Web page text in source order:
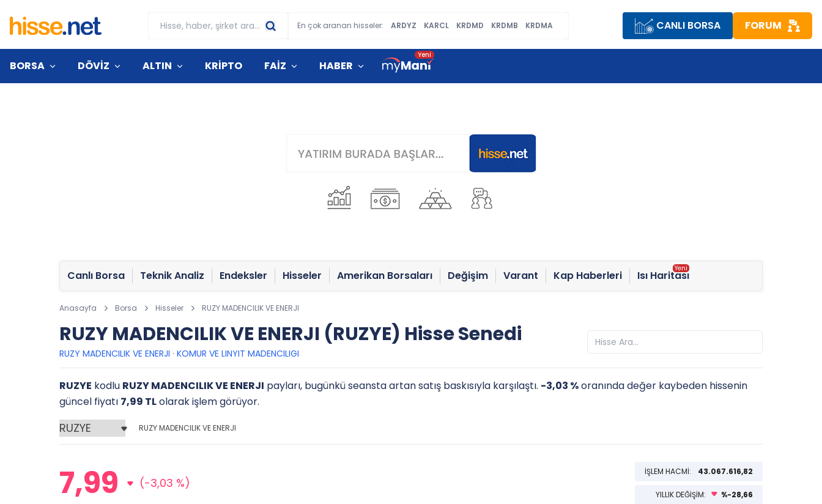
En çok aranan hisseler: ARDYZ KARCL KRDMD KRDMB KRDMA CANLI BORSA FORUM
BORSA DÖVİZ ALTIN KRİPTO FAİZ HABER
Canlı Borsa Teknik Analiz Endeksler Hisseler Amerikan Borsaları Değişim Varant Kap Haberleri Isı Haritası
Anasayfa Borsa Hisseler RUZY MADENCILIK VE ENERJI
RUZY MADENCILIK VE ENERJI (RUZYE) Hisse Senedi
RUZY MADENCILIK VE ENERJI · KOMUR VE LINYIT MADENCILIGI
RUZYE kodlu RUZY MADENCILIK VE ENERJI payları, bugünkü seansta artan satış baskısıyla karşılaştı. -3,03 %oranında değer kaybeden hissenin
güncel fiyatı 7,99 TLolarak işlem görüyor.
RUZY MADENCILIK VE ENERJI
7,99 (-3,03 %)
İŞLEM HACMİ: 43.067.616,82
YILLIK DEĞİŞİM: %-28,66